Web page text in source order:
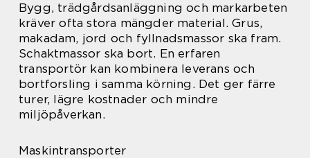
Bygg, trädgårdsanläggning och markarbeten
kräver ofta stora mängder material. Grus,
makadam, jord och fyllnadsmassor ska fram.
Schaktmassor ska bort. En erfaren
transportör kan kombinera leverans och
bortforsling i samma körning. Det ger färre
turer, lägre kostnader och mindre
miljöpåverkan.
Maskintransporter